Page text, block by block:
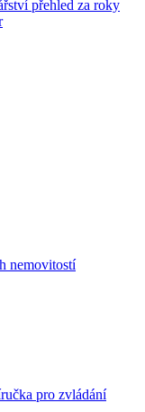
přehled za roky
nemovitostí
pro zvládání